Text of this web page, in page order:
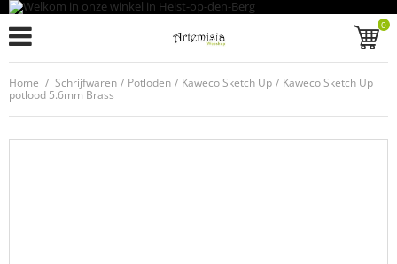
0
Home / Schrijfwaren / Potloden / Kaweco Sketch Up / Kaweco Sketch Up
potlood 5.6mm Brass